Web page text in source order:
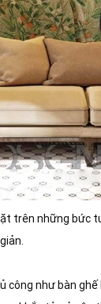
trên những bức
công như bàn